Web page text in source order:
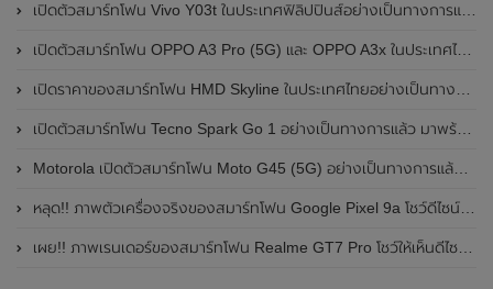
เปิดตัวสมาร์ทโฟน Vivo Y03t ในประเทศฟิลิปปินส์อย่างเป็นทางการแล้ว มาพร้อมชิปเซ็ต Unisoc T612 , กล้องหลัง ความละเอียด 13MP , แบตเตอรี่ 5,000mAh และหน้าจอแสดงผล LCD / 90Hz
เปิดตัวสมาร์ทโฟน OPPO A3 Pro (5G) และ OPPO A3x ในประเทศไทยอย่างเป็นทางการแล้ว ในราคาเริ่มต้นเพียง 3,999 บาท
เปิดราคาของสมาร์ทโฟน HMD Skyline ในประเทศไทยอย่างเป็นทางการแล้ว ราคา 14,990 บาท
เปิดตัวสมาร์ทโฟน Tecno Spark Go 1 อย่างเป็นทางการแล้ว มาพร้อมหน้าจอแสดงผล LCD / 120Hz , แบตเตอรี่ 5,000mAh และใช้ชิปเซ็ต Unisoc
Motorola เปิดตัวสมาร์ทโฟน Moto G45 (5G) อย่างเป็นทางการแล้วในอินเดีย
หลุด!! ภาพตัวเครื่องจริงของสมาร์ทโฟน Google Pixel 9a โชว์ดีไซน์ใหม่ กล้องหลังแบนราบ ไม่มีกรอบของกล้องแล้ว
เผย!! ภาพเรนเดอร์ของสมาร์ทโฟน Realme GT7 Pro โชว์ให้เห็นดีไซน์ใหม่ พร้อมเผยรายละเอียดสเปกที่สำคัญบางส่วน